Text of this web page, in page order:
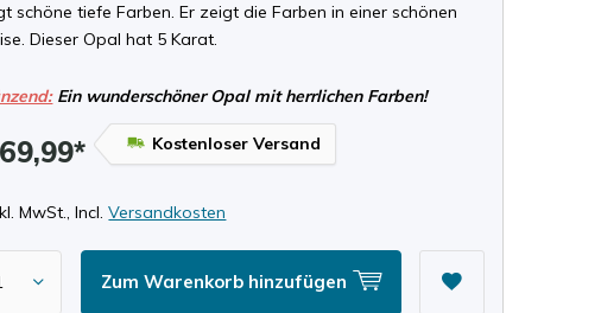
schöne tiefe Farben. Er zeigt die Farben in einer schönen
Dieser Opal hat 5 Karat.
Ein wunderschöner Opal mit herrlichen Farben!
Kostenloser Versand
MwSt., Incl.Versandkosten
Zum Warenkorb hinzufügen